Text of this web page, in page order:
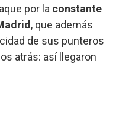
por la constante
, que además
de sus punteros
atrás: así llegaron